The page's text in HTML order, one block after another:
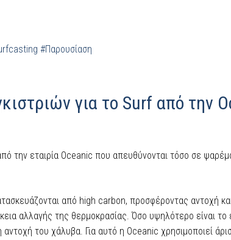
#Παρουσίαση
για το Surf από την
την εταιρία Oceanic που απευθύνονται τόσο σε
από high carbon, προσφέροντας αντοχή
αλλαγής της θερμοκρασίας. Όσο υψηλότερο είναι το
αντοχή του χάλυβα. Για αυτό η Oceanic χρησιμοποιεί